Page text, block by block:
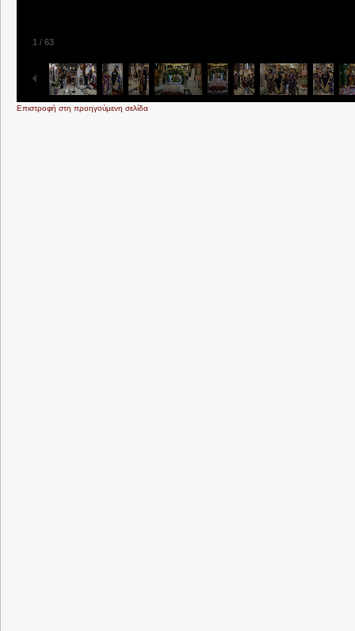
1 / 63
Επιστροφή στη προηγούμενη σελίδα